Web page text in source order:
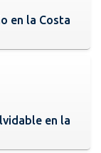
en la Costa
en la